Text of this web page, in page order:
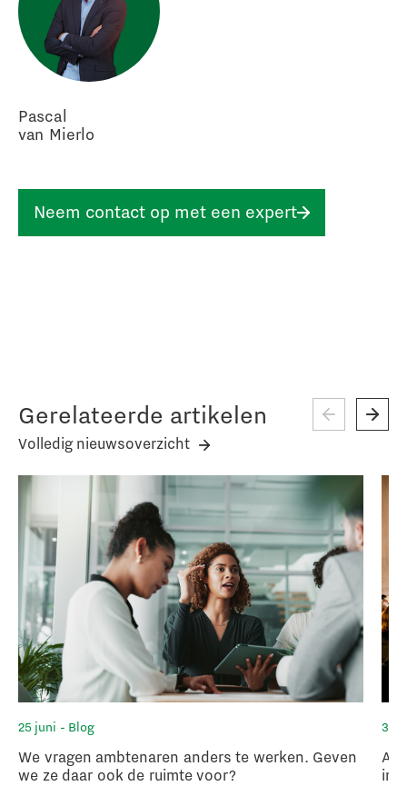
Pascal
van Mierlo
Neem contact op met een expert
Gerelateerde artikelen
Volledig nieuwsoverzicht
25 juni - Blog
We vragen ambtenaren anders te werken. Geven
we ze daar ook de ruimte voor?
3
in